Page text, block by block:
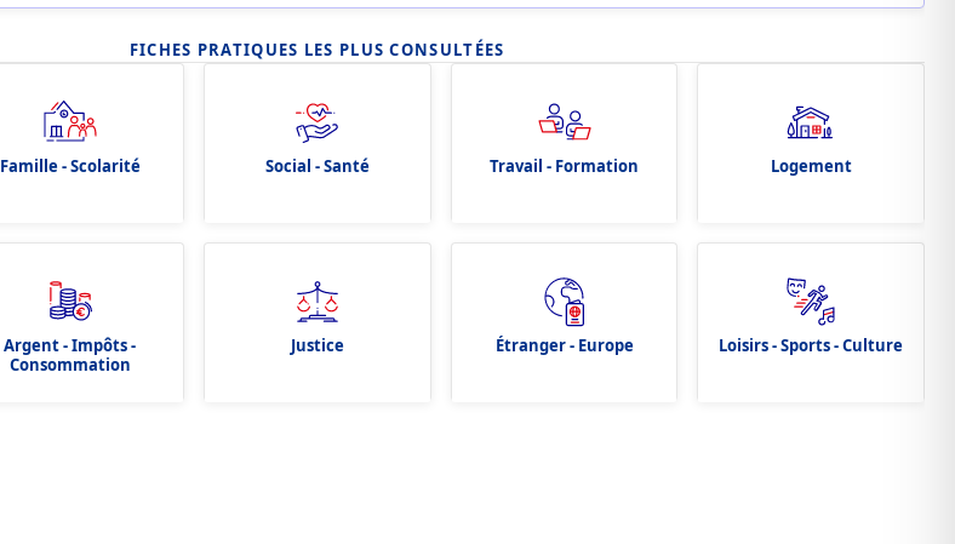
FICHES PRATIQUES LES PLUS CONSULTÉES
Famille - Scolarité Social - Santé Travail - Formation Logement
Argent - Impôts -
Consommation
Justice Étranger - Europe Loisirs - Sports - Culture